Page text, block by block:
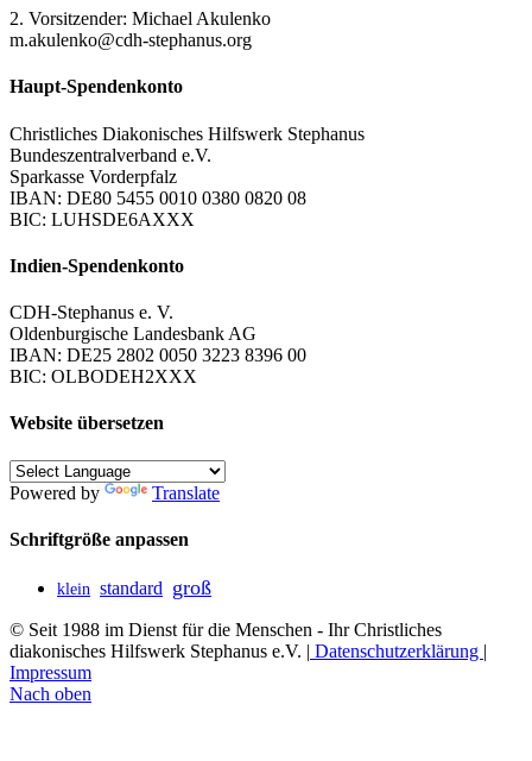
2. Vorsitzender: Michael Akulenko
m.akulenko@cdh-stephanus.org
Haupt-Spendenkonto
Christliches Diakonisches Hilfswerk Stephanus
Bundeszentralverband e.V.
Sparkasse Vorderpfalz
IBAN: DE80 5455 0010 0380 0820 08
BIC: LUHSDE6AXXX
Indien-Spendenkonto
CDH-Stephanus e. V.
Oldenburgische Landesbank AG
IBAN: DE25 2802 0050 3223 8396 00
BIC: OLBODEH2XXX
Website übersetzen
Powered by Translate
Schriftgröße anpassen
klein standard groß
© Seit 1988 im Dienst für die Menschen - Ihr Christliches
diakonisches Hilfswerk Stephanus e.V. | Datenschutzerklärung |
Impressum
Nach oben